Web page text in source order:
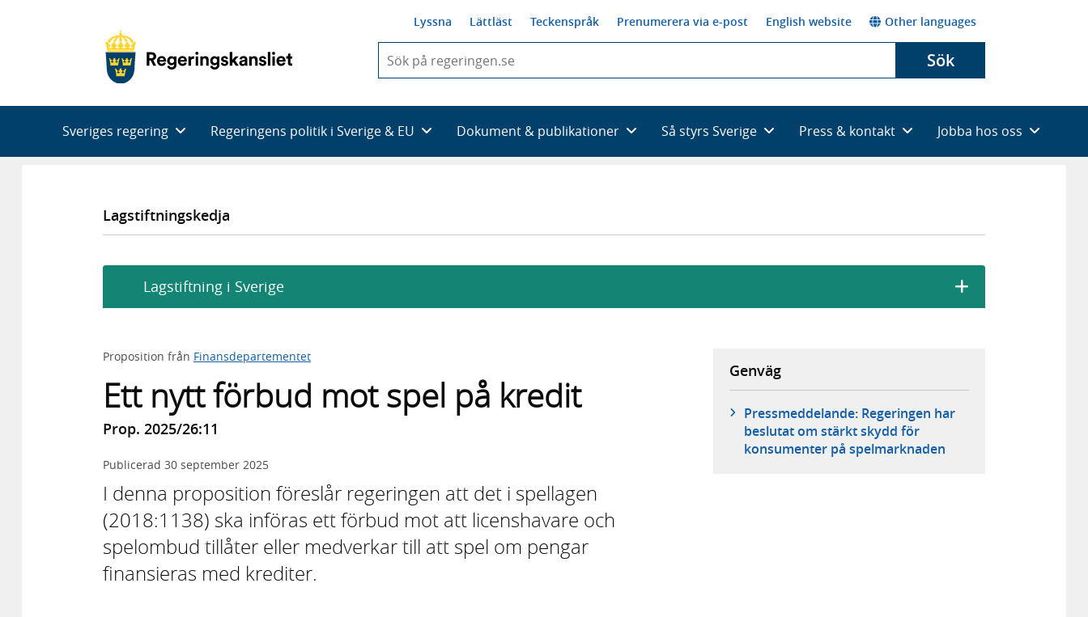
Lyssna Lättläst Teckenspråk Prenumerera via e-post English website Other languages
du
skriva
framträder
en
Sök
Sveriges regering Regeringens politik i Sverige & EU Dokument & publikationer Så styrs Sverige Press & kontakt Jobba hos oss
Lagstiftningskedja
Lagstiftning i Sverige
Proposition från Finansdepartementet
Ett nytt förbud mot spel på kredit
Prop. 2025/26:11
Publicerad 30 september 2025
I denna proposition föreslår regeringen att det i spellagen
(2018:1138) ska införas ett förbud mot att licenshavare och
spelombud tillåter eller medverkar till att spel om pengar
finansieras med krediter.
Genväg
Pressmeddelande: Regeringen har
beslutat om stärkt skydd för
konsumenter på spelmarknaden